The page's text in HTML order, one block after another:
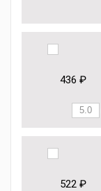
436 ₽
522 ₽